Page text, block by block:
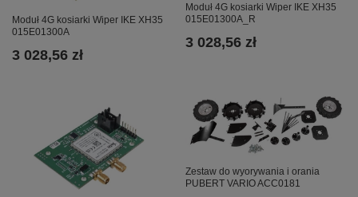
Moduł 4G kosiarki Wiper IKE XH35
015E01300A
3 028,56 zł
Moduł 4G kosiarki Wiper IKE XH35
015E01300A_R
3 028,56 zł
Zestaw do wyorywania i orania
PUBERT VARIO ACC0181